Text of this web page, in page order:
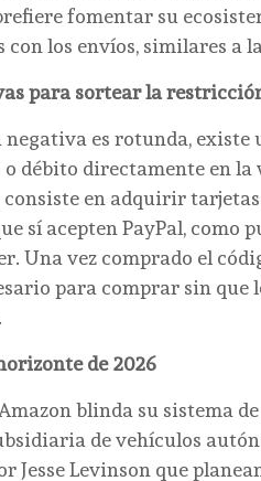
fomentar su
con los envíos, similares a
para sortear la
negativa es rotunda,
débito directamente en la
en adquirir tarjetas
sí acepten PayPal, como
Una vez comprado el
para comprar sin que
de 2026
blinda su sistema
de vehículos
Jesse Levinson que